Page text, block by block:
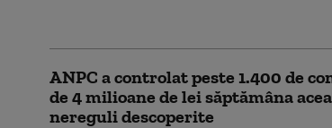
ANPC a controlat peste 1.400 de
de 4 milioane de lei săptămâna
nereguli descoperite